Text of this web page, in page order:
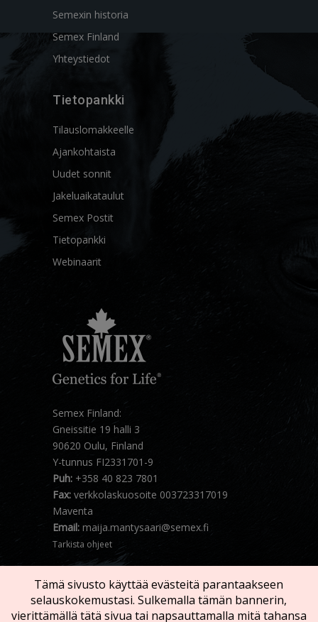
Semexin historia
Semex Finland
Yhteystiedot
Tietopankki
Tilauslomakkeelle
Ajankohtaista
Uudet sonnit
Jakeluaikataulut
Semex Postit
Tietopankki
Webinaarit
Semex Finland:
Gneissitie 19 halli 3
90620 Oulu, Finland
Y-tunnus FI2331701-9
Puh: +358 40 823 7801
Fax: verkkolaskuosoite 003723317019
Maventa
Email: maija.mantysaari@semex.fi
Tarkista ohjeet
Tämä sivusto käyttää evästeitä parantaakseen
selauskokemustasi. Sulkemalla tämän bannerin,
vierittämällä tätä sivua tai napsauttamalla mitä tahansa